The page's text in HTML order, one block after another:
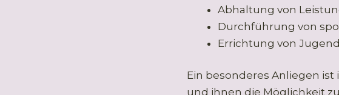
Abhaltung von
Durchführung von
Errichtung von
Ein besonderes Anliegen
und ihnen die Möglichkeit